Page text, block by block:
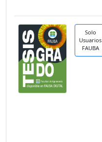
Solo
Usuarios
FAUBA